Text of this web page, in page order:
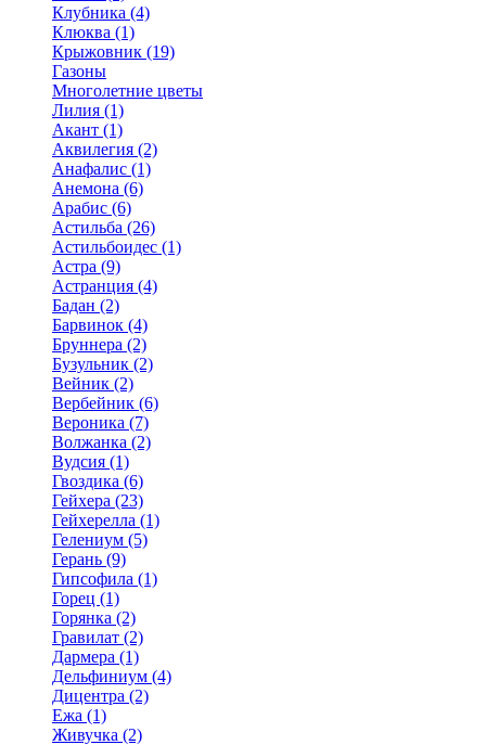
Клубника (4)
Клюква (1)
Крыжовник (19)
Газоны
Многолетние цветы
Лилия (1)
Акант (1)
Аквилегия (2)
Анафалис (1)
Анемона (6)
Арабис (6)
Астильба (26)
Астильбоидес (1)
Астра (9)
Астранция (4)
Бадан (2)
Барвинок (4)
Бруннера (2)
Бузульник (2)
Вейник (2)
Вербейник (6)
Вероника (7)
Волжанка (2)
Вудсия (1)
Гвоздика (6)
Гейхера (23)
Гейхерелла (1)
Гелениум (5)
Герань (9)
Гипсофила (1)
Горец (1)
Горянка (2)
Гравилат (2)
Дармера (1)
Дельфиниум (4)
Дицентра (2)
Ежа (1)
Живучка (2)